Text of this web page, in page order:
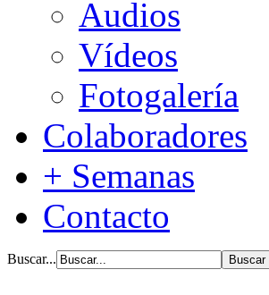
Audios
Vídeos
Fotogalería
Colaboradores
+ Semanas
Contacto
Buscar...